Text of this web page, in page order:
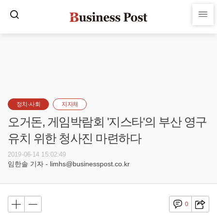
정치·사회 지자체
오거돈, 게임박람회 '지스타'의 부산 영구
유치 위한 청사진 마련하다
2019-06-14 15:02:49
임한솔 기자 - limhs@businesspost.co.kr
0